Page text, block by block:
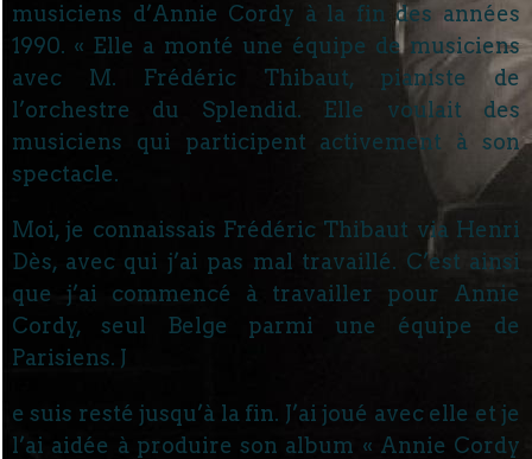
musiciens d’Annie Cordy à la fin des années
1990. « Elle a monté une équipe de musiciens
avec M. Frédéric Thibaut, pianiste de
l’orchestre du Splendid. Elle voulait des
musiciens qui participent activement à son
spectacle.
Moi, je connaissais Frédéric Thibaut via Henri
Dès, avec qui j’ai pas mal travaillé. C’est ainsi
que j’ai commencé à travailler pour Annie
Cordy, seul Belge parmi une équipe de
Parisiens. J
e suis resté jusqu’à la fin. J’ai joué avec elle et je
l’ai aidée à produire son album « Annie Cordy